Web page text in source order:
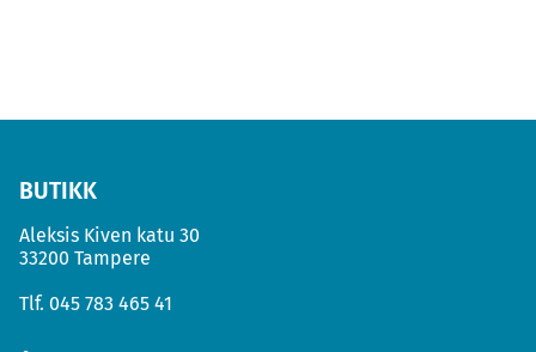
BUTIKK
Aleksis Kiven katu 30
33200 Tampere
Tlf. 045 783 465 41